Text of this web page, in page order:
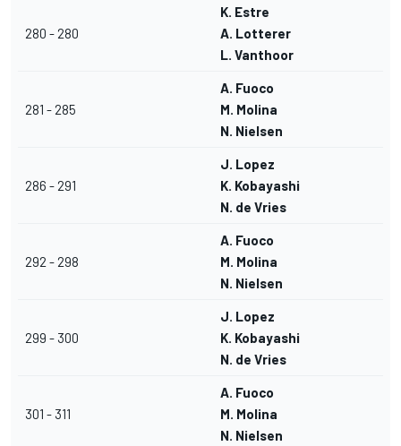
280 - 280
K. Estre
A. Lotterer
L. Vanthoor
281 - 285
A. Fuoco
M. Molina
N. Nielsen
286 - 291
J. Lopez
K. Kobayashi
N. de Vries
292 - 298
A. Fuoco
M. Molina
N. Nielsen
299 - 300
J. Lopez
K. Kobayashi
N. de Vries
301 - 311
A. Fuoco
M. Molina
N. Nielsen